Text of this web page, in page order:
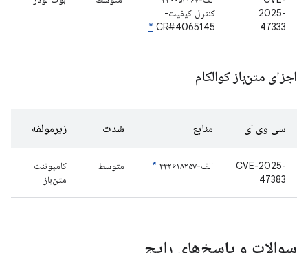
2025-
47333
کنترل کیفیت-
CR#4065145
*
اجزای متن‌باز کوالکام
سی وی ای منابع شدت زیرمولفه
CVE-2025-
47383
الف-۴۴۲۶۱۸۲۵۷ * متوسط
کامپوننت
متن‌باز
سوالات و پاسخ‌های رایج